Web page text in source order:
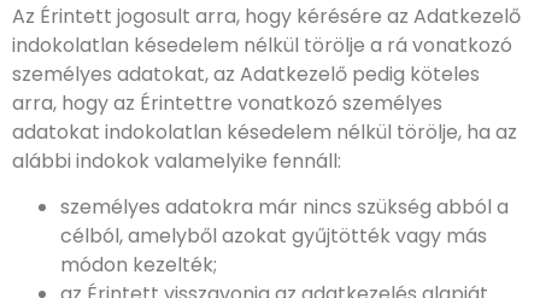
Az Érintett jogosult arra, hogy kérésére az Adatkezelő
indokolatlan késedelem nélkül törölje a rá vonatkozó
személyes adatokat, az Adatkezelő pedig köteles
arra, hogy az Érintettre vonatkozó személyes
adatokat indokolatlan késedelem nélkül törölje, ha az
alábbi indokok valamelyike fennáll:
személyes adatokra már nincs szükség abból a
célból, amelyből azokat gyűjtötték vagy más
módon kezelték;